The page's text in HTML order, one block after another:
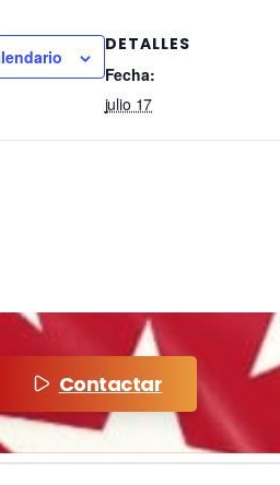
DETALLES
Fecha:
julio 17
Contactar